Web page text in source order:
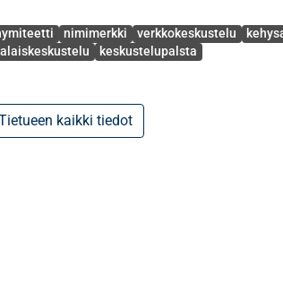
ajattelutapoja ja kulttuurisia
Tieteenteoreettiset taustasitoumukset
ja sen käsityksissä kielen
nimimerkki verkkokeskustelu
keskustelupalsta
kaikki tiedot